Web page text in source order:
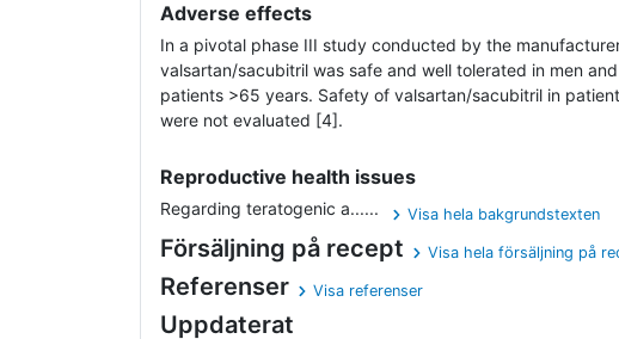
Adverse effects
In a pivotal phase III study conducted by the
valsartan/sacubitril was safe and well tolerated in men
patients >65 years. Safety of valsartan/sacubitril in
were not evaluated [4].­­
Reproductive health issues
Regarding teratogenic a...... Visa hela bakgrundstexten
Försäljning på recept Visa hela försäljning på
Referenser Visa referenser
Uppdaterat